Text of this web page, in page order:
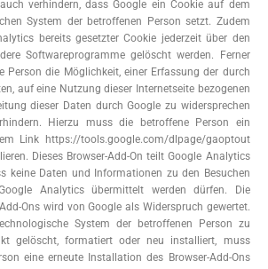
verhindern, dass Google ein Cookie auf dem
System der betroffenen Person setzt. Zudem
bereits gesetzter Cookie jederzeit über den
Softwareprogramme gelöscht werden. Ferner
Person die Möglichkeit, einer Erfassung der durch
auf eine Nutzung dieser Internetseite bezogenen
dieser Daten durch Google zu widersprechen
Hierzu muss die betroffene Person ein
Link https://tools.google.com/dlpage/gaoptout
Dieses Browser-Add-On teilt Google Analytics
keine Daten und Informationen zu den Besuchen
Analytics übermittelt werden dürfen. Die
Ons wird von Google als Widerspruch gewertet.
System der betroffenen Person zu
gelöscht, formatiert oder neu installiert, muss
eine erneute Installation des Browser-Add-Ons